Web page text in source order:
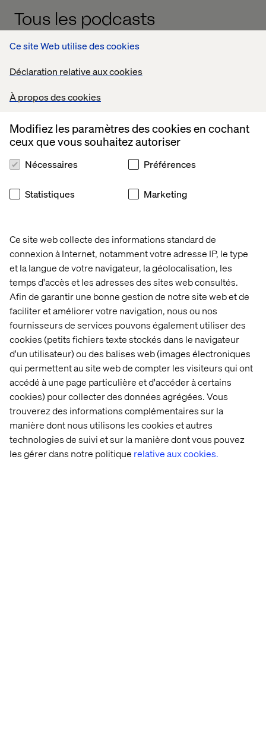
Ce site Web utilise des cookies
Déclaration relative aux cookies
À propos des cookies
Ce site web collecte des informations standard de
connexion à Internet, notamment votre adresse IP, le type
et la langue de votre navigateur, la géolocalisation, les
temps d'accès et les adresses des sites web consultés.
Afin de garantir une bonne gestion de notre site web et de
faciliter et améliorer votre navigation, nous ou nos
fournisseurs de services pouvons également utiliser des
cookies (petits fichiers texte stockés dans le navigateur
d'un utilisateur) ou des balises web (images électroniques
qui permettent au site web de compter les visiteurs qui ont
accédé à une page particulière et d'accéder à certains
cookies) pour collecter des données agrégées. Vous
trouverez des informations complémentaires sur la
manière dont nous utilisons les cookies et autres
technologies de suivi et sur la manière dont vous pouvez
les gérer dans notre politique relative aux cookies.
Modifiez les paramètres des cookies en cochant
ceux que vous souhaitez autoriser
Nécessaires Préférences
Statistiques Marketing
Tous les podcasts
Content Hub
blanc
de
l'IA
agentique
:
tendances
2026
en
entreprise
Whitepaper
the
Software
Development
Lifecycle
Behind
the
build:
Valtech
Concierge
Your
content
supply
Is
broken
Plus de publications